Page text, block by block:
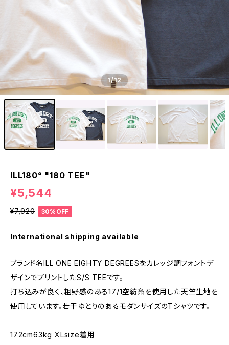
1/12
ILL180° "180 TEE"
¥5,544
¥7,920 30%OFF
International shipping available
ブランド名ILL ONE EIGHTY DEGREESをカレッジ調フォントデ
ザインでプリントしたS/S TEEです。
打ち込みが良く、粗野感のある17/1空紡糸を使用した天竺生地を
使用しています。若干ゆとりのあるモダンサイズのTシャツです。
172cm63kg XLsize着用